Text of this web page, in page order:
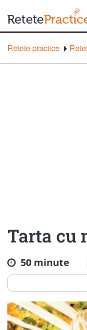
Retete practice
Tarta cu
50 minute